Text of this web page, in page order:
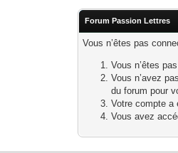
Forum Passion Lettres
Vous n’êtes pas
Vous n’êtes
Vous n’avez
du forum pour
Votre compte a
Vous avez